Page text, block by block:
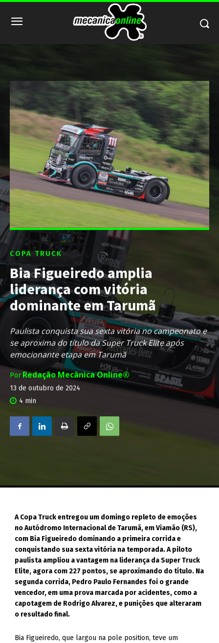
COPA TRUCK
Bia Figueiredo amplia
liderança com vitória
dominante em Tarumã
Paulista conquista sua sexta vitória no campeonato e
se aproxima do título da Super Truck Elite após
emocionante etapa em Tarumã
Por Redação Mecânica Online®
13 de outubro de 2024
4 min
A Copa Truck entregou um domingo repleto de emoções
no Autódromo Internacional de Tarumã, em Viamão (RS),
com Bia Figueiredo dominando a primeira corrida e
conquistando sua sexta vitória na temporada. A piloto
paulista ampliou a vantagem na liderança da Super Truck
Elite, agora com 227 pontos, se aproximando do título. Na
segunda corrida, Pedro Paulo Fernandes foi o grande
vencedor, em uma prova marcada por acidentes, como a
capotagem de Rodrigo Alvarez, e punições que alteraram
o resultado final.
Bia Figueiredo, que largou na pole position, teve um